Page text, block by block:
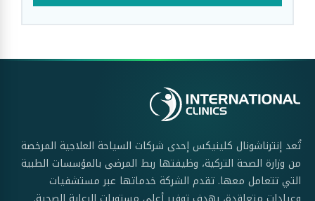
تُعد إنترناشونال كلينيكس إحدى شركات السياحة العلاجية المرخصة
من وزارة الصحة التركية، وظيفتها ربط المرضى بالمؤسسات الطبية
التي تتعامل معها. تقدم الشركة خدماتها عبر مستشفيات